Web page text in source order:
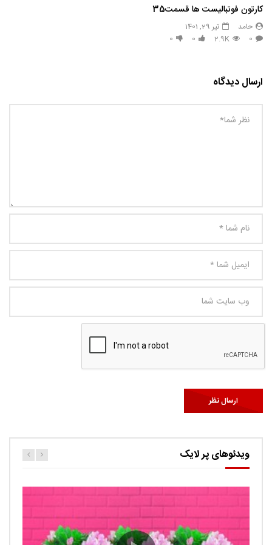
کارتون فوتبالیست ها قسمت35
حامد
تیر 29, 1401
0
2.9K
0
0
ارسال دیدگاه
ویدئوهای پر لایک
کارتون اگنس این قسمت ربات ها
حامد 0.9K